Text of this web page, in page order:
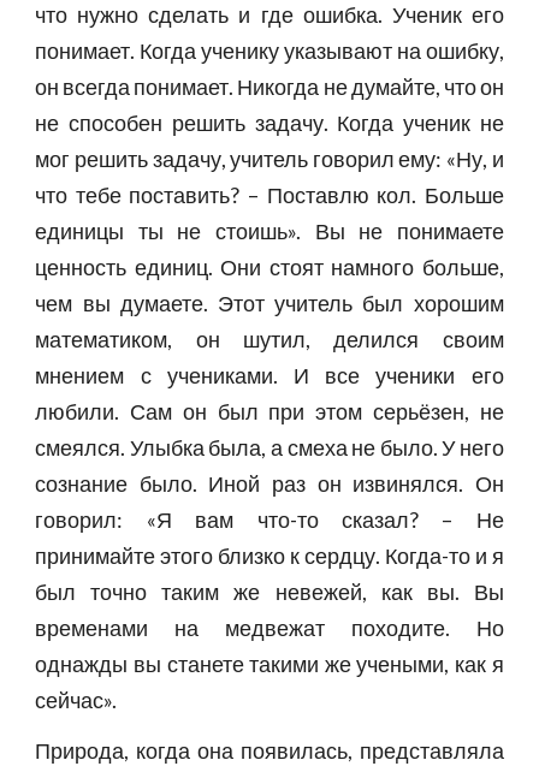
что нужно сделать и где ошибка. Ученик его
понимает. Когда ученику указывают на ошибку,
он всегда понимает. Никогда не думайте, что он
не способен решить задачу. Когда ученик не
мог решить задачу, учитель говорил ему: «Ну, и
что тебе поставить? – Поставлю кол. Больше
единицы ты не стоишь». Вы не понимаете
ценность единиц. Они стоят намного больше,
чем вы думаете. Этот учитель был хорошим
математиком, он шутил, делился своим
мнением с учениками. И все ученики его
любили. Сам он был при этом серьёзен, не
смеялся. Улыбка была, а смеха не было. У него
сознание было. Иной раз он извинялся. Он
говорил: «Я вам что-то сказал? – Не
принимайте этого близко к сердцу. Когда-то и я
был точно таким же невежей, как вы. Вы
временами на медвежат походите. Но
однажды вы станете такими же учеными, как я
сейчас».
Природа, когда она появилась, представляла